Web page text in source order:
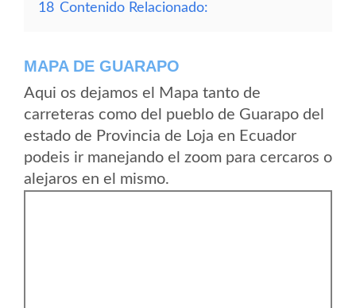
18 Contenido Relacionado:
MAPA DE GUARAPO
Aqui os dejamos el Mapa tanto de
carreteras como del pueblo de Guarapo del
estado de Provincia de Loja en Ecuador
podeis ir manejando el zoom para cercaros o
alejaros en el mismo.